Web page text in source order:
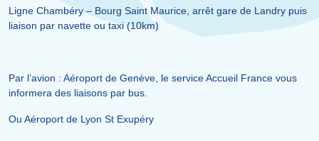
Ligne Chambéry – Bourg Saint Maurice, arrêt gare de Landry puis
liaison par navette ou taxi (10km)
Par l’avion : Aéroport de Genève, le service Accueil France vous
informera des liaisons par bus.
Ou Aéroport de Lyon St Exupéry